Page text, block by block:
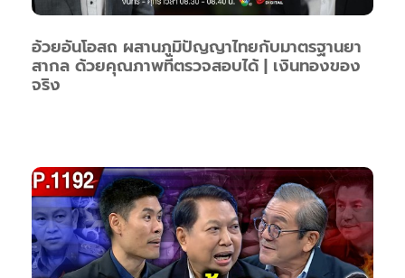
อ้วยอันโอสถ ผสานภูมิปัญญาไทยกับมาตรฐานยา
สากล ด้วยคุณภาพที่ตรวจสอบได้ | เงินทองของ
จริง